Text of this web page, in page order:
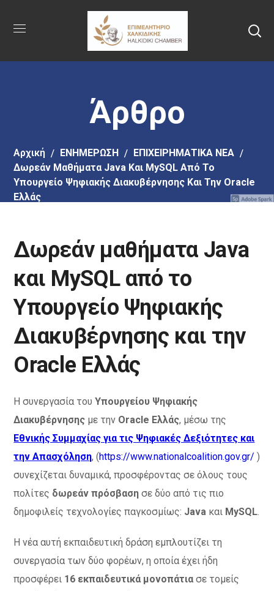
στο
περιεχόμενο
Άρθρο
Αρχική EΝΗΜΕΡΩΣΗ
ΕΠΙΧΕΙΡΗΜΑΤΙΚΑ ΝΕΑ
Δωρεάν Μαθήματα Java Και MySQL Από Το
Υπουργείο Ψηφιακής Διακυβέρνησης Και Την Oracle
Ελλάς
Δωρεάν μαθήματα Java
και MySQL από το
Υπουργείο Ψηφιακής
Διακυβέρνησης και την
Oracle Ελλάς
Η συνεργασία τουΥπουργείου Ψηφιακής
Διακυβέρνησης με την Oracle Ελλάς, μέσω της
Εθνικής Συμμαχίας για τις Ψηφιακές Δεξιότητες και
την Απασχόληση, (https://www.nationalcoalition.gov.gr/ )
συνεχίζεται δυναμικά, προσφέροντας σε όλους τους
πολίτες δωρεάν πρόσβαση σε δύο από τις πιο
δημοφιλείς τεχνολογίες παγκοσμίως: Java και MySQL.
Η νέα αυτή εκπαιδευτική δράση εμπλουτίζει τη
συνεργασία των δύο φορέων, η οποία έχει ήδη
προσφέρει 16 εκπαιδευτικά μονοπάτια σε τομείς